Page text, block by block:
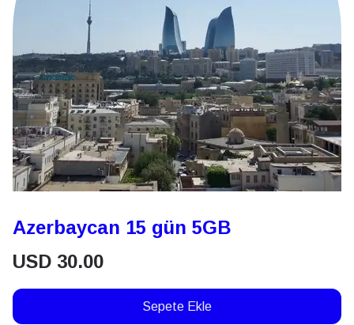
Azerbaycan 15 gün 5GB
USD 30.00
Sepete Ekle